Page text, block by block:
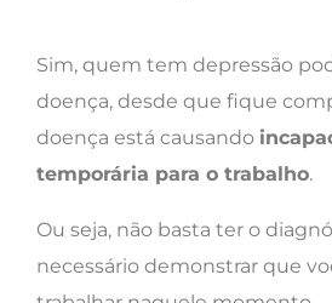
Sim, quem tem depressão
doença, desde que fique
doença está causando
temporária para o trabalho.
Ou seja, não basta ter o
necessário demonstrar que